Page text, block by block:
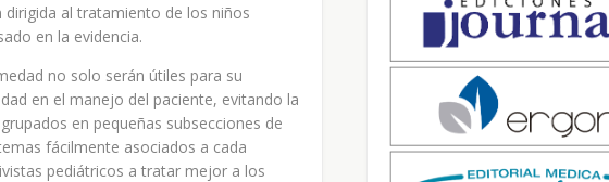
al tratamiento de los niños
en la evidencia.
no solo serán útiles para su
en el manejo del paciente, evitando la
en pequeñas subsecciones de
fácilmente asociados a cada
pediátricos a tratar mejor a los